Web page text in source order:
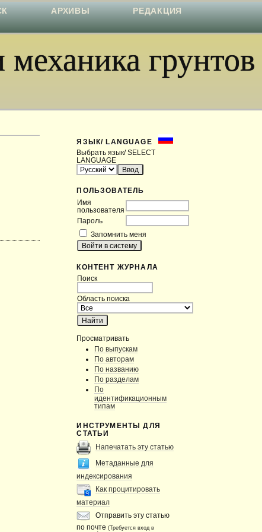
грунтов
ЯЗЫК/ LANGUAGE
Выбрать язык/ SELECT
LANGUAGE
ПОЛЬЗОВАТЕЛЬ
Имя
пользователя
Пароль
Запомнить меня
КОНТЕНТ ЖУРНАЛА
Поиск
Область поиска
Просматривать
По выпускам
По авторам
По названию
По разделам
По
идентификационным
типам
ИНСТРУМЕНТЫ ДЛЯ
СТАТЬИ
Напечатать эту статью
Метаданные для
индексирования
Как процитировать
материал
Отправить эту статью
по почте(Требуется вход в
АРХИВЫ
РЕДАКЦИЯ